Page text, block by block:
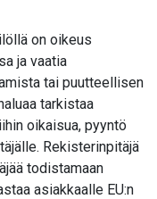
on oikeus
ja vaatia
tai puutteellisen
tarkistaa
oikaisua, pyyntö
Rekisterinpitäjä
todistamaan
asiakkaalle EU:n